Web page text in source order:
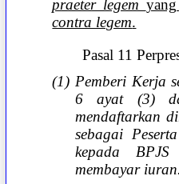
praeter legem
contra legem.
Pasal 11
(1) Pemberi Kerja
6 ayat (3)
mendaftarkan
sebagai
kepada BPJS
membayar iuran.